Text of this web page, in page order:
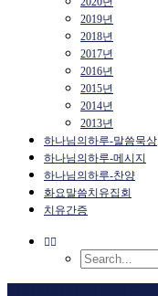
2019년
2018년
2017년
2016년
2015년
2014년
2013년
하나님의하루-말씀묵상
하나님의하루-메시지
하나님의하루-찬양
화요말씀치유집회
치유간증